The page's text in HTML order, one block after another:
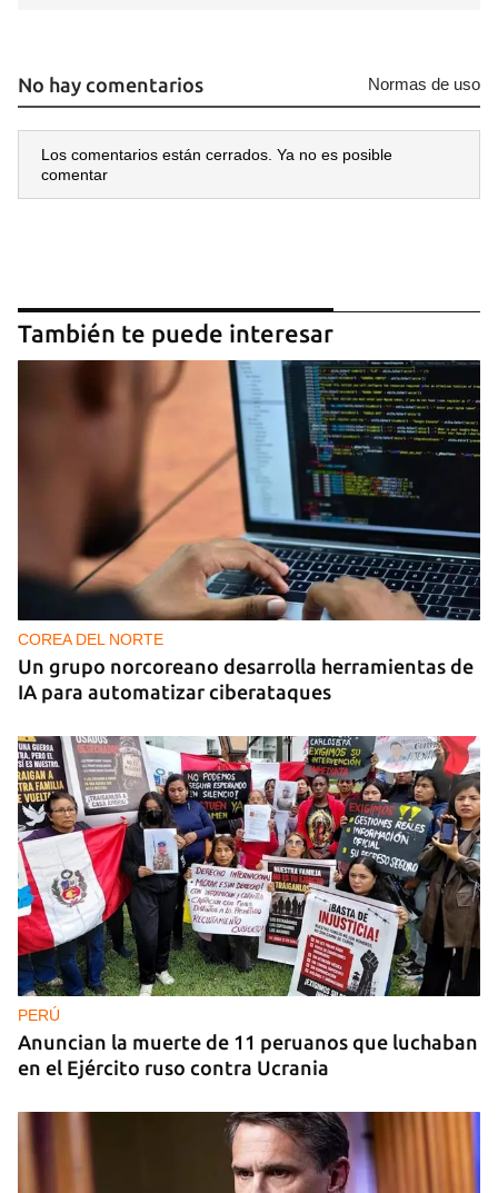
INICIAR SESIÓN CANCELAR
No hay comentarios Normas de uso
Los comentarios están cerrados. Ya no es posible
comentar
También te puede interesar
COREA DEL NORTE
Un grupo norcoreano desarrolla herramientas de
IA para automatizar ciberataques
PERÚ
Anuncian la muerte de 11 peruanos que luchaban
en el Ejército ruso contra Ucrania